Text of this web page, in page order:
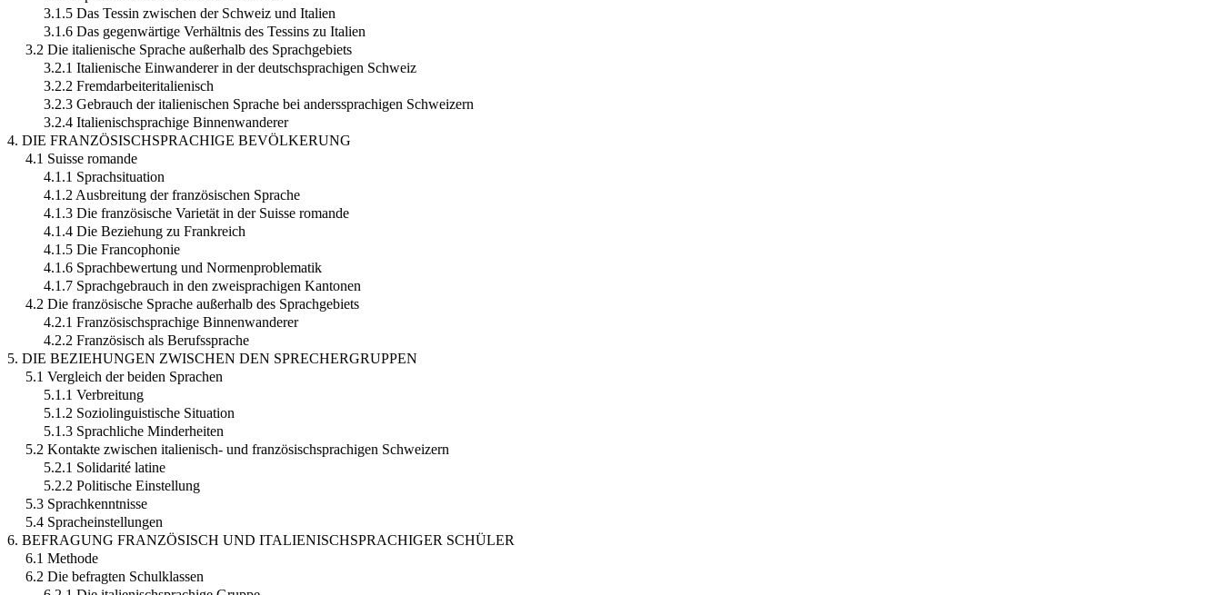
3.1.5 Das Tessin zwischen der Schweiz und Italien
3.1.6 Das gegenwärtige Verhältnis des Tessins zu Italien
3.2 Die italienische Sprache außerhalb des Sprachgebiets
3.2.1 Italienische Einwanderer in der deutschsprachigen Schweiz
3.2.2 Fremdarbeiteritalienisch
3.2.3 Gebrauch der italienischen Sprache bei anderssprachigen Schweizern
3.2.4 Italienischsprachige Binnenwanderer
4. DIE FRANZÖSISCHSPRACHIGE BEVÖLKERUNG
4.1 Suisse romande
4.1.1 Sprachsituation
4.1.2 Ausbreitung der französischen Sprache
4.1.3 Die französische Varietät in der Suisse romande
4.1.4 Die Beziehung zu Frankreich
4.1.5 Die Francophonie
4.1.6 Sprachbewertung und Normenproblematik
4.1.7 Sprachgebrauch in den zweisprachigen Kantonen
4.2 Die französische Sprache außerhalb des Sprachgebiets
4.2.1 Französischsprachige Binnenwanderer
4.2.2 Französisch als Berufssprache
5. DIE BEZIEHUNGEN ZWISCHEN DEN SPRECHERGRUPPEN
5.1 Vergleich der beiden Sprachen
5.1.1 Verbreitung
5.1.2 Soziolinguistische Situation
5.1.3 Sprachliche Minderheiten
5.2 Kontakte zwischen italienisch- und französischsprachigen Schweizern
5.2.1 Solidarité latine
5.2.2 Politische Einstellung
5.3 Sprachkenntnisse
5.4 Spracheinstellungen
6. BEFRAGUNG FRANZÖSISCH UND ITALIENISCHSPRACHIGER SCHÜLER
6.1 Methode
6.2 Die befragten Schulklassen